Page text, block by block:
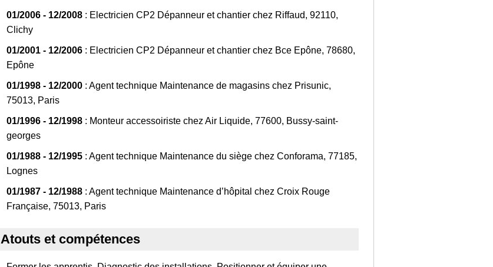
01/2006 - 12/2008 : Electricien CP2 Dépanneur et chantier chez Riffaud, 92110,
Clichy
01/2001 - 12/2006 : Electricien CP2 Dépanneur et chantier chez Bce Epône, 78680,
Epône
01/1998 - 12/2000 : Agent technique Maintenance de magasins chez Prisunic,
75013, Paris
01/1996 - 12/1998 : Monteur accessoiriste chez Air Liquide, 77600, Bussy-saint-
georges
01/1988 - 12/1995 : Agent technique Maintenance du siège chez Conforama, 77185,
Lognes
01/1987 - 12/1988 : Agent technique Maintenance d’hôpital chez Croix Rouge
Française, 75013, Paris
Atouts et compétences